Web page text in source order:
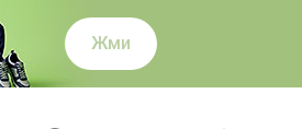
Жми